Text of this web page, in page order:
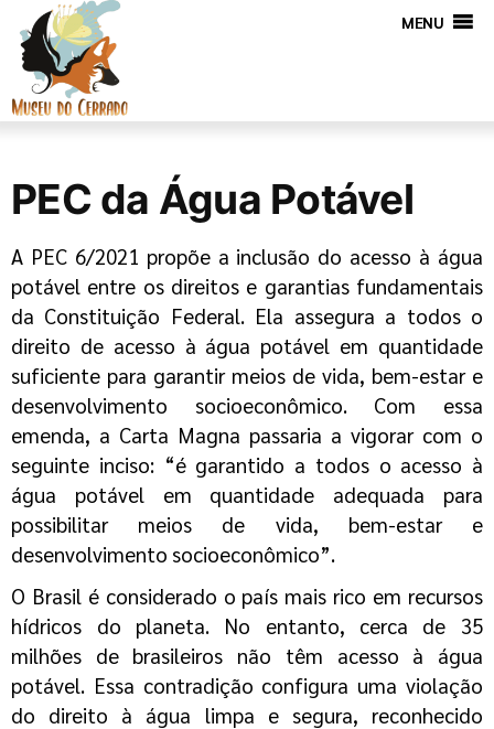
MENU
PEC da Água Potável
A PEC 6/2021 propõe a inclusão do acesso à água
potável entre os direitos e garantias fundamentais
da Constituição Federal. Ela assegura a todos o
direito de acesso à água potável em quantidade
suficiente para garantir meios de vida, bem-estar e
desenvolvimento socioeconômico. Com essa
emenda, a Carta Magna passaria a vigorar com o
seguinte inciso: “é garantido a todos o acesso à
água potável em quantidade adequada para
possibilitar meios de vida, bem-estar e
desenvolvimento socioeconômico”.
O Brasil é considerado o país mais rico em recursos
hídricos do planeta. No entanto,
cerca de 35
milhões de brasileiros não têm acesso à água
potável. Essa contradição configura uma violação
do direito à água limpa e segura, reconhecido